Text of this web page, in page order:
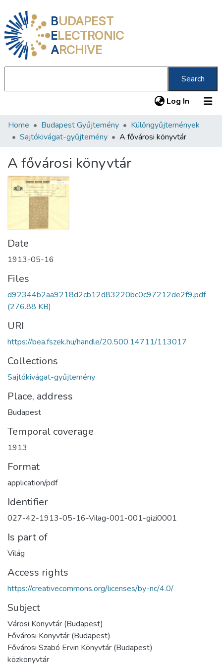
BUDAPEST
ELECTRONIC
ARCHIVE
Search
Log In (current)
Communities & Collections
Statistics
About us
Home Budapest Gyűjtemény
Különgyűjtemények
Sajtókivágat-gyűjtemény
A fővárosi könyvtár
A fővárosi könyvtár
Date
1913-05-16
Files
d92344b2aa9218d2cb12d83220bc0c97212de2f9.pdf
(276.88 KB)
URI
https://bea.fszek.hu/handle/20.500.14711/113017
Collections
Sajtókivágat-gyűjtemény
Place, address
Budapest
Temporal coverage
1913
Format
application/pdf
Identifier
027-42-1913-05-16-Vilag-001-001-gizi0001
Is part of
Világ
Access rights
https://creativecommons.org/licenses/by-nc/4.0/
Subject
Városi Könyvtár (Budapest)
Fővárosi Könyvtár (Budapest)
Fővárosi Szabó Ervin Könyvtár (Budapest)
közkönyvtár